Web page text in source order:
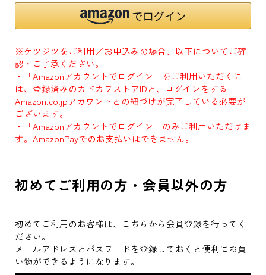
※ケツジツをご利用／お申込みの場合、以下についてご確
認・ご了承ください。
・「Amazonアカウントでログイン」をご利用いただくに
は、登録済みのカドカワストアIDと、ログインをする
Amazon.co.jpアカウントとの紐づけが完了している必要が
ございます。
・「Amazonアカウントでログイン」のみご利用いただけま
す。AmazonPayでのお支払いはできません。
初めてご利用の方・会員以外の方
初めてご利用のお客様は、こちらから会員登録を行ってく
ださい。
メールアドレスとパスワードを登録しておくと便利にお買
い物ができるようになります。